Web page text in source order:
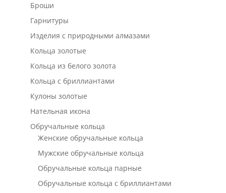
Броши
Гарнитуры
Изделия с природными алмазами
Кольца золотые
Кольца из белого золота
Кольца с бриллиантами
Кулоны золотые
Нательная икона
Обручальные кольца
Женские обручальные кольца
Мужские обручальные кольца
Обручальные кольца парные
Обручальные кольца с бриллиантами